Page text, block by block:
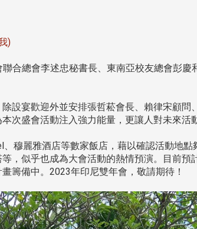
)
合總會李述忠秘書長、東南亞校友總會彭慶
設宴歡迎外並安排張哲菘會長、賴律宋顧問
次盛會活動注入強力能量，更讓人對未來活
穆麗雅酒店等數家飯店，藉以確認活動地
，似乎也成為大會活動的熱情預演。目前預
籌備中。2023年印尼雙年會，敬請期待！